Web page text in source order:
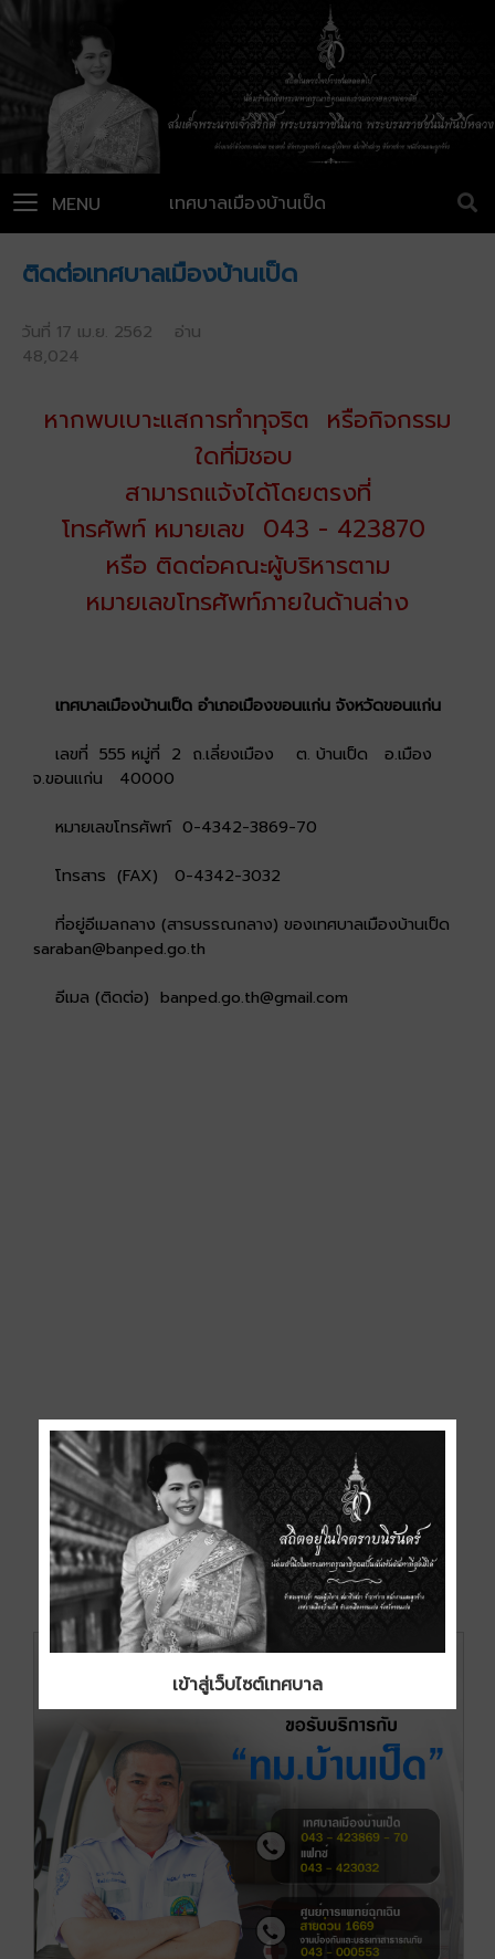
เทศบาลเมืองบ้านเป็ด
MENU
ติดต่อเทศบาลเมืองบ้านเป็ด
วันที่ 17 เม.ย. 2562 อ่าน
48,024
หากพบเบาะแสการทำทุจริต หรือกิจกรรม
ใดที่มิชอบ
สามารถแจ้งได้โดยตรงที่
โทรศัพท์ หมายเลข 043 - 423870
หรือ ติดต่อคณะผู้บริหารตาม
หมายเลขโทรศัพท์ภายในด้านล่าง
เทศบาลเมืองบ้านเป็ด อำเภอเมืองขอนแก่น จังหวัดขอนแก่น
เลขที่ 555 หมู่ที่ 2 ถ.เลี่ยงเมือง ต. บ้านเป็ด อ.เมือง
จ.ขอนแก่น 40000
หมายเลขโทรศัพท์ 0-4342-3869-70
โทรสาร (FAX) 0-4342-3032
ที่อยู่อีเมลกลาง (สารบรรณกลาง) ของเทศบาลเมืองบ้านเป็ด
saraban@banped.go.th
อีเมล (ติดต่อ) banped.go.th@gmail.com
เข้าสู่เว็บไซต์เทศบาล